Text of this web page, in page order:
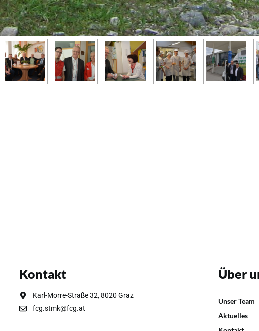
Kontakt
Karl-Morre-Straße 32, 8020 Graz
fcg.stmk@fcg.at
Über
Unser Team
Aktuelles